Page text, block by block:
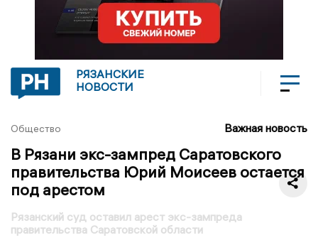
РЯЗАНСКИЕ
НОВОСТИ
Общество Важная новость
В Рязани экс-зампред Саратовского
правительства Юрий Моисеев остается
под арестом
Рязанский суд оставил арест экс-зампреда
правительства Саратовской области